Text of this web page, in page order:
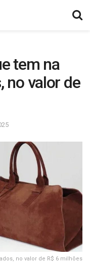
tem na
no valor de
no valor de R$ 6 milhões